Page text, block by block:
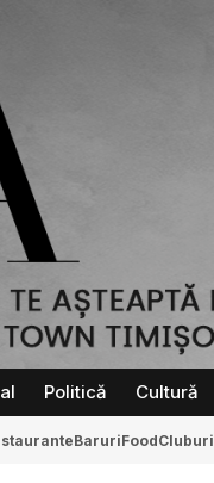
Politică Cultură
BaruriFoodCluburi